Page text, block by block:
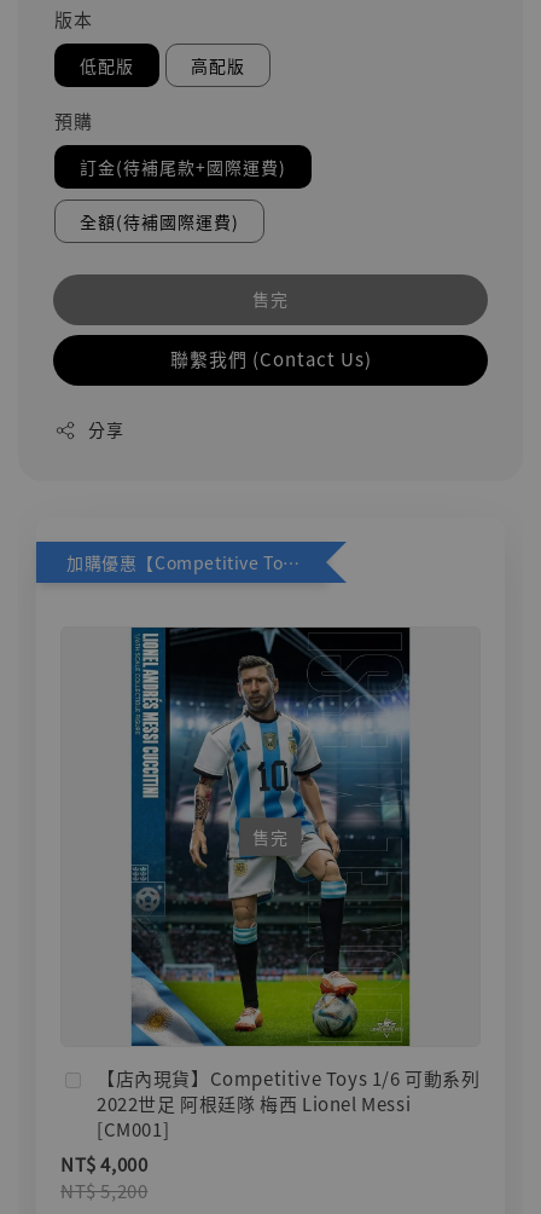
版本
低配版 高配版
預購
訂金(待補尾款+國際運費)
全額(待補國際運費)
售完
聯繫我們 (Contact Us)
分享
加購優惠【Competitive Toys 梅西 [CM001]】
售完
【店內現貨】Competitive Toys 1/6 可動系列
2022世足 阿根廷隊 梅西 Lionel Messi
[CM001]
NT$ 4,000
NT$ 5,200